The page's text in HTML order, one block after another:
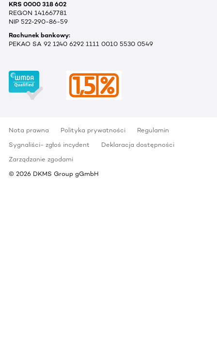
KRS 0000 318 602
REGON 141667781
NIP 522-290-86-59
Rachunek bankowy:
PEKAO SA 92 1240 6292 1111 0010 5530 0549
Nota prawna Polityka prywatności
Regulamin
Sygnaliści- zgłoś incydent
Deklaracja dostępności
Zarządzanie zgodami
© 2026 DKMS Group gGmbH